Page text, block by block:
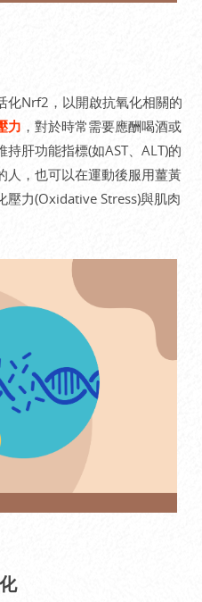
化Nrf2，以開啟抗氧化相關的
力 ，對於時常需要應酬喝酒或
肝功能指標(如AST、ALT)的
人，也可以在運動後服用薑黃
壓力(Oxidative Stress)與肌肉